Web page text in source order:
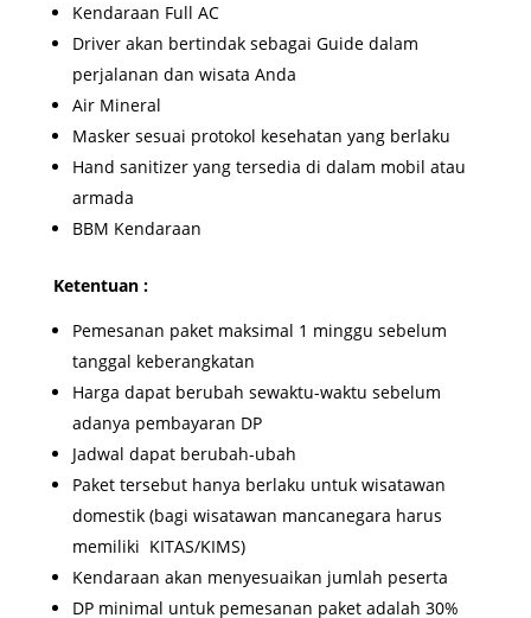
Kendaraan Full AC
Driver akan bertindak sebagai Guide dalam
perjalanan dan wisata Anda
Air Mineral
Masker sesuai protokol kesehatan yang berlaku
Hand sanitizer yang tersedia di dalam mobil atau
armada
BBM Kendaraan
Ketentuan :
Pemesanan paket maksimal 1 minggu sebelum
tanggal keberangkatan
Harga dapat berubah sewaktu-waktu sebelum
adanya pembayaran DP
Jadwal dapat berubah-ubah
Paket tersebut hanya berlaku untuk wisatawan
domestik (bagi wisatawan mancanegara harus
memiliki KITAS/KIMS)
Kendaraan akan menyesuaikan jumlah peserta
DP minimal untuk pemesanan paket adalah 30%